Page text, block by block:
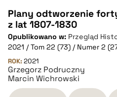
Plany odtworzenie
z lat 1807-1830
Opublikowano w: Przegląd
2021 / Tom 22 (73) / Numer 2
ROK: 2021
Grzegorz Podruczny
Marcin Wichrowski